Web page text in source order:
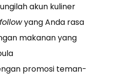
akun kuliner
followyang Anda rasa
makanan yang
promosi teman-